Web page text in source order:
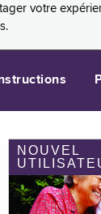
votre
NOUVEL